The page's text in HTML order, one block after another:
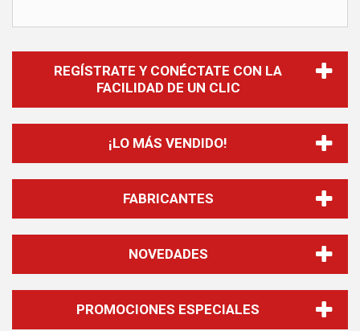
REGÍSTRATE Y CONÉCTATE CON LA
FACILIDAD DE UN CLIC
¡LO MÁS VENDIDO!
FABRICANTES
NOVEDADES
PROMOCIONES ESPECIALES